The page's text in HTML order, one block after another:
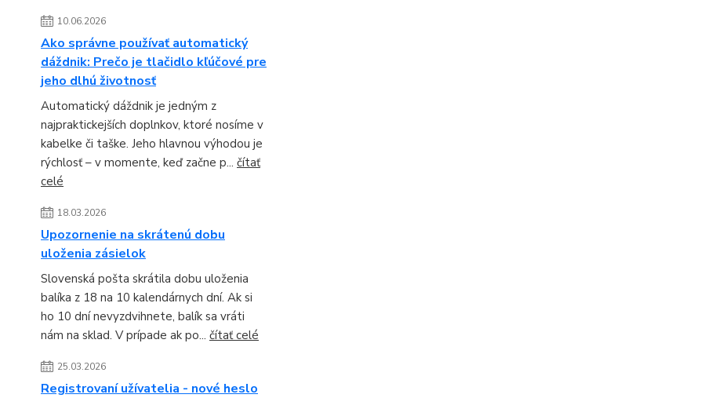
10.06.2026
Ako správne používať automatický
dáždnik: Prečo je tlačidlo kľúčové pre
jeho dlhú životnosť
Automatický dáždnik je jedným z
najpraktickejších doplnkov, ktoré nosíme v
kabelke či taške. Jeho hlavnou výhodou je
rýchlosť – v momente, keď začne p... čítať
celé
18.03.2026
Upozornenie na skrátenú dobu
uloženia zásielok
Slovenská pošta skrátila dobu uloženia
balíka z 18 na 10 kalendárnych dní. Ak si
ho 10 dní nevyzdvihnete, balík sa vráti
nám na sklad. V prípade ak po... čítať celé
25.03.2026
Registrovaní užívatelia - nové heslo